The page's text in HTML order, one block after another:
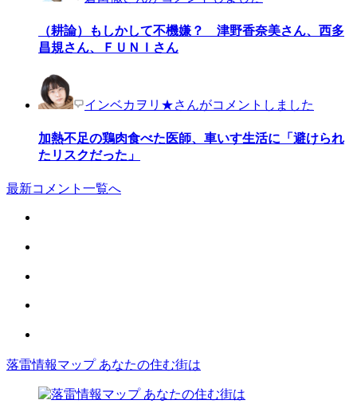
（耕論）もしかして不機嫌？ 津野香奈美さん、西多
昌規さん、ＦＵＮＩさん
インベカヲリ★さんがコメントしました
加熱不足の鶏肉食べた医師、車いす生活に「避けられ
たリスクだった」
最新コメント一覧へ
落雷情報マップ あなたの住む街は